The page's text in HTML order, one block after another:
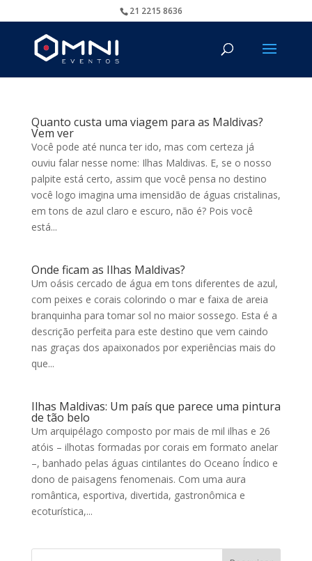
21 2215 8636
Quanto custa uma viagem para as Maldivas?
Vem ver
Você pode até nunca ter ido, mas com certeza já
ouviu falar nesse nome: Ilhas Maldivas. E, se o nosso
palpite está certo, assim que você pensa no destino
você logo imagina uma imensidão de águas cristalinas,
em tons de azul claro e escuro, não é? Pois você
está...
Onde ficam as Ilhas Maldivas?
Um oásis cercado de água em tons diferentes de azul,
com peixes e corais colorindo o mar e faixa de areia
branquinha para tomar sol no maior sossego. Esta é a
descrição perfeita para este destino que vem caindo
nas graças dos apaixonados por experiências mais do
que...
Ilhas Maldivas: Um país que parece uma pintura
de tão belo
Um arquipélago composto por mais de mil ilhas e 26
atóis – ilhotas formadas por corais em formato anelar
–, banhado pelas águas cintilantes do Oceano Índico e
dono de paisagens fenomenais. Com uma aura
romântica, esportiva, divertida, gastronômica e
ecoturística,...